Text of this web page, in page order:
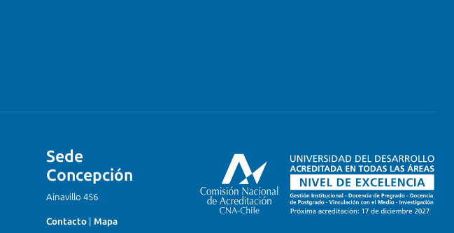
Sede
Concepción
Ainavillo 456
Contacto Mapa